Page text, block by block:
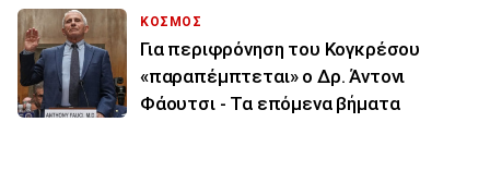
ΚΟΣΜΟΣ
Για περιφρόνηση του Κογκρέσου
«παραπέμπτεται» ο Δρ. Άντονι
Φάουτσι - Τα επόμενα βήματα